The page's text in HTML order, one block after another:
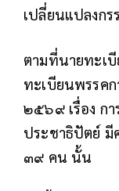
เปลี่ยนแปลงก
ตามที่นายทะเ
ทะเบียนพรรค
๒๕๖๙ เรื่อง กา
ประชาธิปัตย์ มี
๓๙ คน นั้น